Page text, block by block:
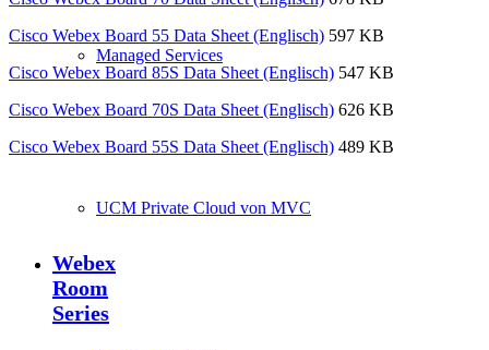
Managed Services
UCM Private Cloud von MVC
Cisco Webex Board 55 Data Sheet (Englisch) 597 KB
Cisco Webex Board 85S Data Sheet (Englisch) 547 KB
Cisco Webex Board 70S Data Sheet (Englisch) 626 KB
Cisco Webex Board 55S Data Sheet (Englisch) 489 KB
Webex
Room
Series